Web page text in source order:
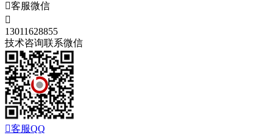
客服微信

13011628855
技术咨询联系微信
客服QQ